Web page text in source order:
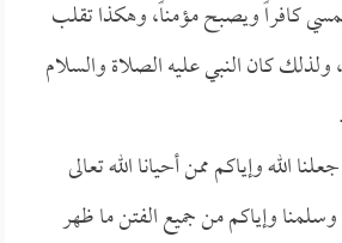
كافراً ويصبح مؤمناً، وهكذا تقلب
ولذلك كان النبي عليه الصلاة والسلام
الله وإياكم ممن أحيانا الله تعالى
وسلمنا وإياكم من جميع الفتن ما ظهر